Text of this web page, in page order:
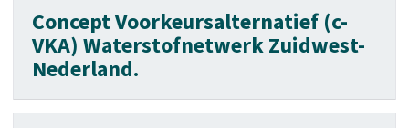
Concept Voorkeursalternatief (c-
VKA) Waterstofnetwerk Zuidwest-
Nederland.